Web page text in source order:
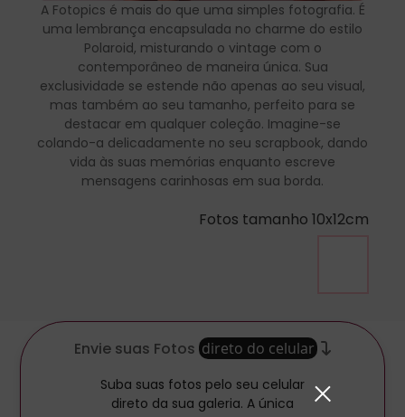
A Fotopics é mais do que uma simples fotografia. É
uma lembrança encapsulada no charme do estilo
Polaroid, misturando o vintage com o
contemporâneo de maneira única. Sua
exclusividade se estende não apenas ao seu visual,
mas também ao seu tamanho, perfeito para se
destacar em qualquer coleção. Imagine-se
colando-a delicadamente no seu scrapbook, dando
vida às suas memórias enquanto escreve
mensagens carinhosas em sua borda.
Fotos tamanho 10x12cm
Envie suas Fotos direto do celular
Suba suas fotos pelo seu celular
direto da sua galeria. A única